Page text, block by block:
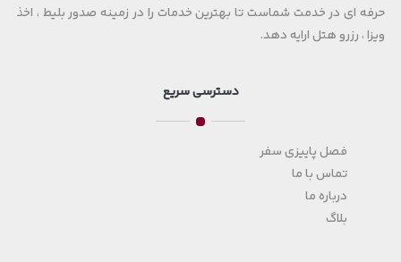
حرفه ای در خدمت شماست تا بهترین خدمات را در زمینه صدور بلیط ، اخذ
ویزا ، رزرو هتل ارایه دهد.
دسترسی سریع
فصل پاییزی سفر
تماس با ما
درباره ما
بلاگ